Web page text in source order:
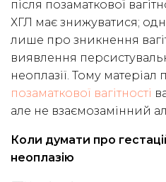
після позаматкової
ХГЛ має знижуватися;
лише про зникнення
виявлення
неоплазії. Тому матеріал
позаматкової вагітності
але не взаємозамінний
Коли думати про
неоплазію